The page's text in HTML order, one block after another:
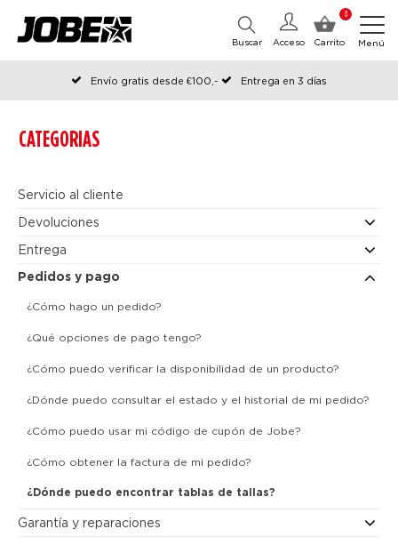
0
Carrito
Acceso
Buscar Menú
Envío gratis desde €100,-
Entrega en 3 días
Pedido antes de las 12:00 en días hábiles, enviado el mismo día
CATEGORIAS
Servicio al cliente
Devoluciones
Entrega
Pedidos y pago
¿Cómo hago un pedido?
¿Qué opciones de pago tengo?
¿Cómo puedo verificar la disponibilidad de un producto?
¿Dónde puedo consultar el estado y el historial de mi pedido?
¿Cómo puedo usar mi código de cupón de Jobe?
¿Cómo obtener la factura de mi pedido?
¿Dónde puedo encontrar tablas de tallas?
Garantía y reparaciones